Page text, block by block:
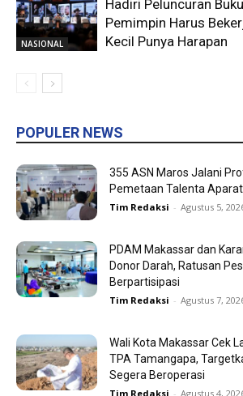
NASIONAL
Hadiri Peluncuran
Pemimpin Harus
Kecil Punya Harapan
POPULER NEWS
355 ASN Maros Jalani
Pemetaan Talenta
Tim Redaksi - Agustus 5,
PDAM Makassar dan
Donor Darah, Ratusan
Berpartisipasi
Tim Redaksi - Agustus 7,
Wali Kota Makassar Cek
TPA Tamangapa,
Segera Beroperasi
Tim Redaksi - Agustus 4,